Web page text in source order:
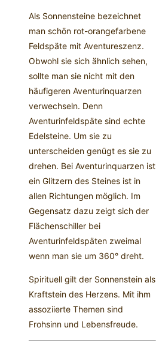
Als Sonnensteine bezeichnet
man schön rot-orangefarbene
Feldspäte mit Aventureszenz.
Obwohl sie sich ähnlich sehen,
sollte man sie nicht mit den
häufigeren Aventurinquarzen
verwechseln. Denn
Aventurinfeldspäte sind echte
Edelsteine. Um sie zu
unterscheiden genügt es sie zu
drehen. Bei Aventurinquarzen ist
ein Glitzern des Steines ist in
allen Richtungen möglich. Im
Gegensatz dazu zeigt sich der
Flächenschiller bei
Aventurinfeldspäten zweimal
wenn man sie um 360° dreht.
Spirituell gilt der Sonnenstein als
Kraftstein des Herzens. Mit ihm
assoziierte Themen sind
Frohsinn und Lebensfreude.